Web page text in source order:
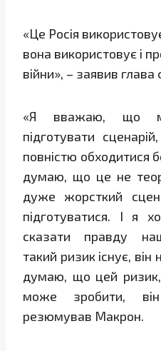
«Це Росія
вона використовує і
війни», – заявив
«Я вважаю, що
підготувати
повністю обходитися
думаю, що це не
дуже жорсткий
підготуватися. І я
сказати правду
такий ризик існує, він
думаю, що цей ризик,
може зробити,
резюмував Макрон.